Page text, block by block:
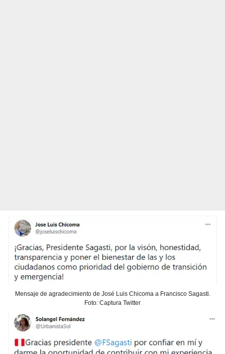
Mensaje de agradecimiento de José Luis Chicoma a Francisco Sagasti.
Foto: Captura Twitter